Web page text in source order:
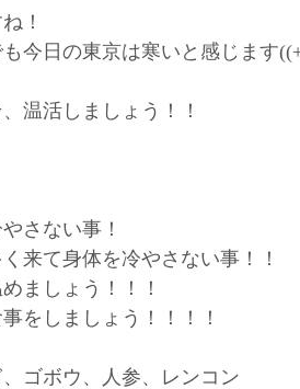
！
今日の東京は寒いと感じます
温活しましょう！！
さない事！
来て身体を冷やさない事！！
ましょう！！！
をしましょう！！！！
ゴボウ、人参、レンコン